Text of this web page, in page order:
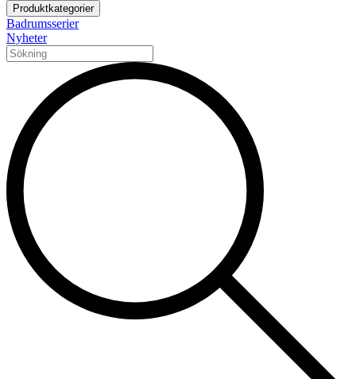
Produktkategorier
Badrumsserier
Nyheter